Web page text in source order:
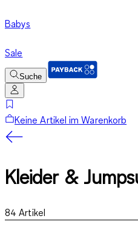
Babys
Sale
Suche
Keine Artikel im Warenkorb
Kleider &
84 Artikel